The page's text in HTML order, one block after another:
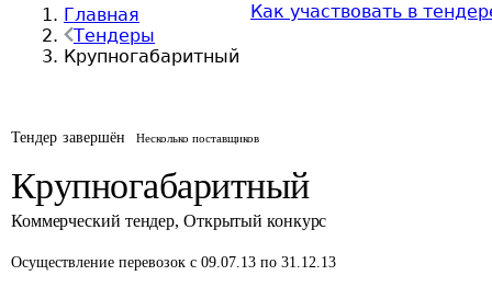
Главная
Тендеры
Крупногабаритный
Как участвовать в
Тендер завершён Несколько поставщиков
Крупногабаритный
Коммерческий тендер, Открытый конкурс
Осуществление перевозок с 09.07.13 по 31.12.13